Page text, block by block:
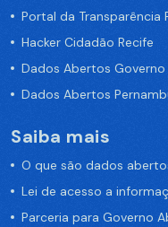
Portal da Transparência
Hacker Cidadão Recife
Dados Abertos Governo
Dados Abertos
Saiba mais
O que são dados
Lei de acesso a
Parceria para Governo